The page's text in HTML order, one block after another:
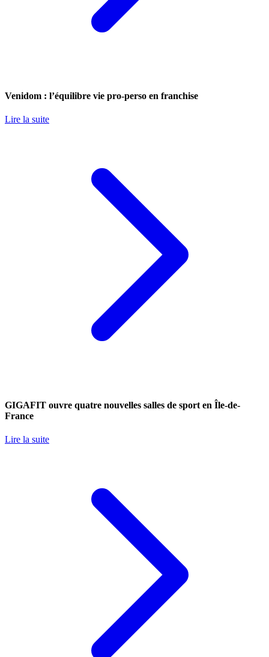
Venidom : l’équilibre vie pro-perso en franchise
Lire la suite
GIGAFIT ouvre quatre nouvelles salles de sport en Île-de-
France
Lire la suite